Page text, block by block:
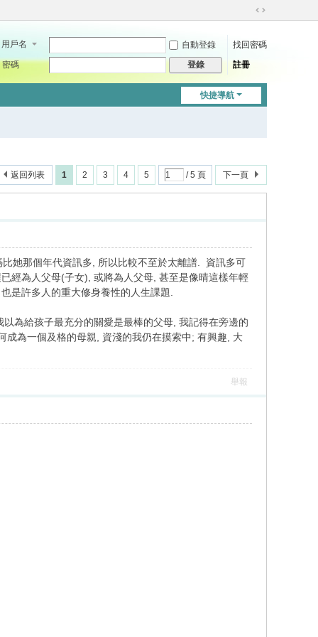
切
到
用戶名 自動登錄
找回密碼
密碼
登錄 註冊
快捷導航
1 2 3 4 5 / 5 頁 下一頁
返回列表
她那個年代資訊多, 所以比較不至於太離譜. 資訊多可
經為人父母(子女), 或將為人父母, 甚至是像晴這樣年輕
是許多人的重大修身養性的人生課題.
為給孩子最充分的關愛是最棒的父母, 我記得在旁邊的
為一個及格的母親, 資淺的我仍在摸索中; 有興趣, 大
舉報